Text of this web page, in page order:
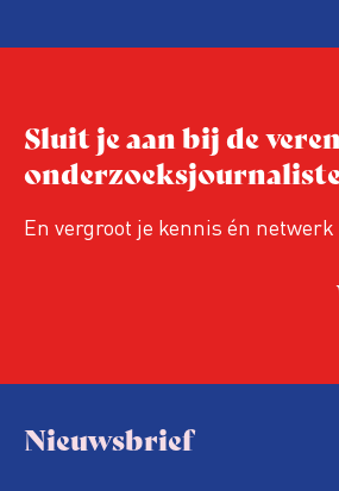
Sluit je aan bij de
En vergroot je kennis én netwerk
Nieuwsbrief